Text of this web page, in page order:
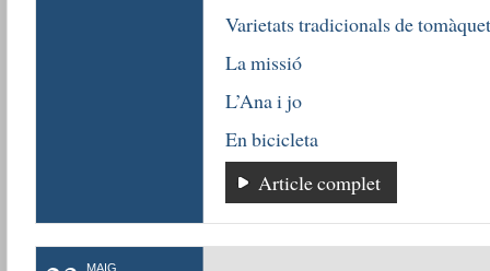
Varietats tradicionals de
La missió
L’Ana i jo
En bicicleta
Article complet
MAIG